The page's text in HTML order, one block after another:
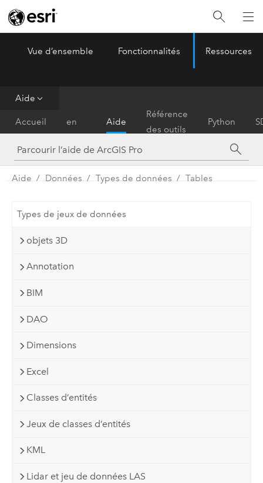
ArcGIS Pro
Vue d’ensemble Fonctionnalités Ressources
Aide
Accueil
en
main
Aide
Référence
des outils
Python
Aide Données Types de données Tables
Types de jeux de données
objets 3D
Annotation
BIM
DAO
Dimensions
Excel
Classes d’entités
Jeux de classes d’entités
KML
Lidar et jeu de données LAS